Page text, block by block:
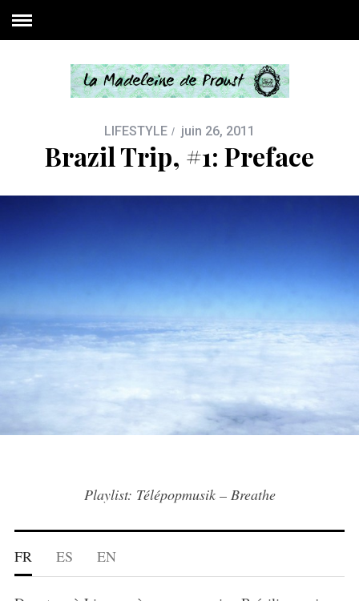
LIFESTYLE juin 26, 2011
Brazil Trip, #1: Preface
Playlist: Télépopmusik – Breathe
FR ES EN